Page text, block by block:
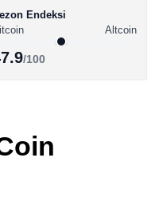
Youtube
Endeksi
Altcoin
/100